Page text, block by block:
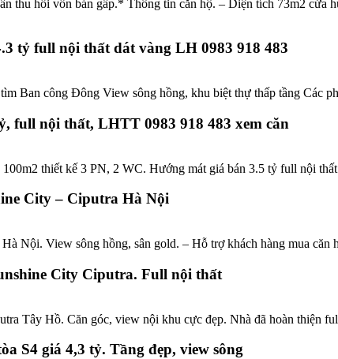
thu hồi vốn bán gấp.* Thông tin căn hộ. – Diện tích 73m2
tỷ full nội thất dát vàng LH 0983 918 483
Ban công Đông View sông hồng, khu biệt thự thấp tầng Các
full nội thất, LHTT 0983 918 483 xem căn
thiết kế 3 PN, 2 WC. Hướng mát giá bán 3.5 tỷ full nội
City – Ciputra Hà Nội
Nội. View sông hồng, sân gold. – Hỗ trợ khách hàng mua
City Ciputra. Full nội thất
Tây Hồ. Căn góc, view nội khu cực đẹp. Nhà đã hoàn thiện
S4 giá 4,3 tỷ. Tầng đẹp, view sông